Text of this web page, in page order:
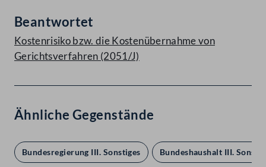
Beantwortet
Kostenrisiko bzw. die Kostenübernahme von
Gerichtsverfahren (2051/J)
Ähnliche Gegenstände
Bundesregierung III. Sonstiges Bundeshaushalt III.